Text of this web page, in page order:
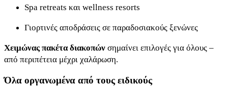
Spa retreats και wellness resorts
Γιορτινές αποδράσεις σε παραδοσιακούς ξενώνες
Χειμώνας πακέτα διακοπών σημαίνει επιλογές για όλους –
από περιπέτεια μέχρι χαλάρωση.
Όλα οργανωμένα από τους ειδικούς